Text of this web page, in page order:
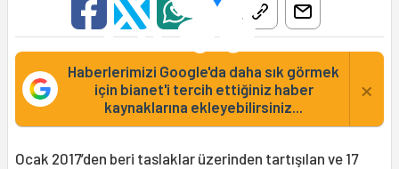
Haberlerimizi Google'da daha sık görmek
için bianet'i tercih ettiğiniz haber
kaynaklarına ekleyebilirsiniz...
×
Ocak 2017’den beri taslaklar üzerinden tartışılan ve 17